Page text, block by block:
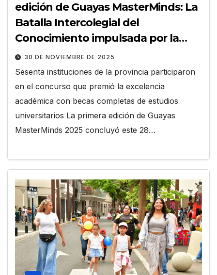
edición de Guayas MasterMinds: La
Batalla Intercolegial del
Conocimiento impulsada por la
Prefectura
30 DE NOVIEMBRE DE 2025
Sesenta instituciones de la provincia participaron
en el concurso que premió la excelencia
académica con becas completas de estudios
universitarios La primera edición de Guayas
MasterMinds 2025 concluyó este 28…